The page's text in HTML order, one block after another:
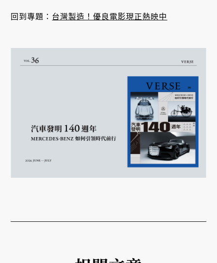
回到專題： 台灣製造！優良電影現正熱映中